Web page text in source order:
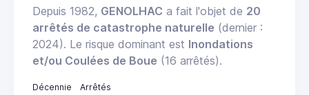
Depuis 1982, GENOLHAC a fait l'objet de 20
arrêtés de catastrophe naturelle (dernier :
2024). Le risque dominant est Inondations
et/ou Coulées de Boue (16 arrêtés).
Décennie
Arrêtés